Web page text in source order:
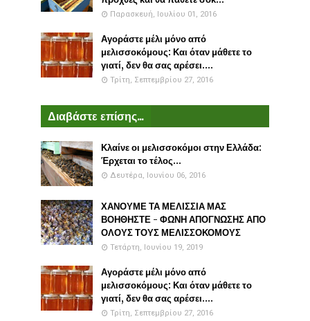
Παρασκευή, Ιουλίου 01, 2016
Αγοράστε μέλι μόνο από
μελισσοκόμους: Και όταν μάθετε το
γιατί, δεν θα σας αρέσει....
Τρίτη, Σεπτεμβρίου 27, 2016
Διαβάστε επίσης...
Κλαίνε οι μελισσοκόμοι στην Ελλάδα:
Έρχεται το τέλος...
Δευτέρα, Ιουνίου 06, 2016
ΧΑΝΟΥΜΕ ΤΑ ΜΕΛΙΣΣΙΑ ΜΑΣ
ΒΟΗΘΗΣΤΕ - ΦΩΝΗ ΑΠΟΓΝΩΣΗΣ ΑΠΟ
ΟΛΟΥΣ ΤΟΥΣ ΜΕΛΙΣΣΟΚΟΜΟΥΣ
Τετάρτη, Ιουνίου 19, 2019
Αγοράστε μέλι μόνο από
μελισσοκόμους: Και όταν μάθετε το
γιατί, δεν θα σας αρέσει....
Τρίτη, Σεπτεμβρίου 27, 2016